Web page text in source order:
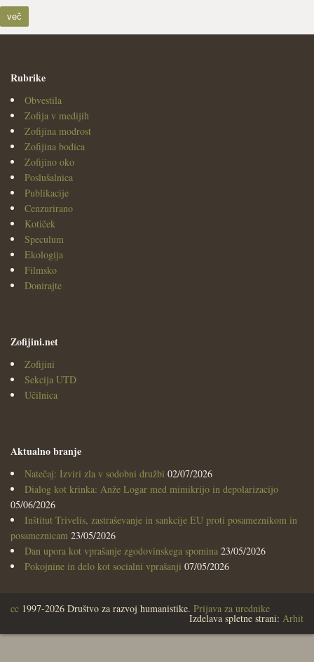
več
Rubrike
Obvestila
Zofija v medijih
Zofijina modrost
Zofijina bodica
Zofijino oko
Poslušalnica
Publikacije
Cenzurirano
Kotiček
Speculum
Ekologija
Filmsko
Donirajte
Zofijini.net
Zofijini
Sekcija UTD
Učilnica
Aktualno branje
Natečaj: Izviri zla v sodobni družbi 02/07/2026
Dialog kot krinka: Anže Logar med mimikrijo in depolarizacijo
05/06/2026
Inštitut Trivelis, zastraševanje in sankcije EU proti posameznikom in
posameznicam 23/05/2026
Dan upora kot vprašanje zgodovinskega spomina 23/05/2026
Pokojnine in delo kot socialni vprašanji 07/05/2026
cc 1997-2026 Društvo za razvoj humanistike. Prijava za urednike
Izdelava spletne strani: Arhit